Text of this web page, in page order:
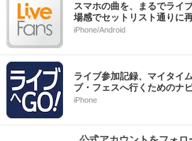
スマホの曲を、まるでライ
場感でセットリスト通りに
iPhone/Android
ライブ参加記録、マイタイ
ブ・フェスへ行くためのナ
iPhone